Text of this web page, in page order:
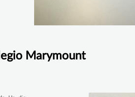
Marymount